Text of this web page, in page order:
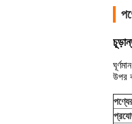
উপর